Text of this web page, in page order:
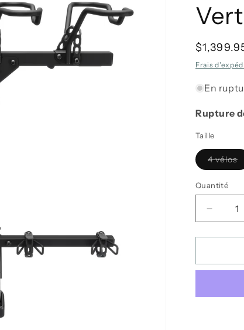
Prix
habituel
Frais
En
Rupture
Taille
4 vélos
Quantité
Réduire
la
Vertical